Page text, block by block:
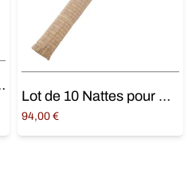
Expert
Lot de 10 Nattes pour Battodo
94,00 €
Ajouter au panier